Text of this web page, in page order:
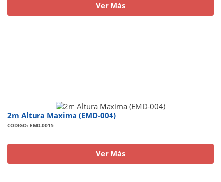
Ver Más
2m Altura Maxima (EMD-004)
CODIGO: EMD-0015
Ver Más